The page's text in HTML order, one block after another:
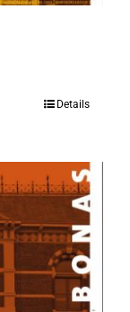
Details